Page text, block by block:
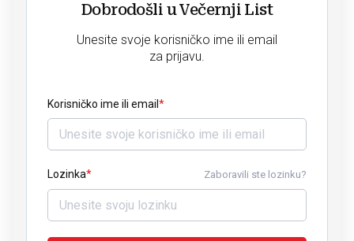
Dobrodošli u Večernji List
Unesite svoje korisničko ime ili email
za prijavu.
Korisničko ime ili email
Lozinka Zaboravili ste lozinku?